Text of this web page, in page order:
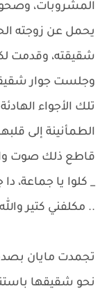
المشروبات،
يحمل عن زوجته
شقيقته، وقدمت
وجلست جوار
تلك الأجواء
الطمأنينة إلى
قاطع ذلك صوت
_ كلوا يا جماعة،
.. مكلفني كتير
تجمدت مايان
نحو شقيقها